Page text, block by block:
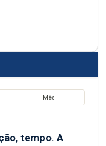
Mês
tempo. A